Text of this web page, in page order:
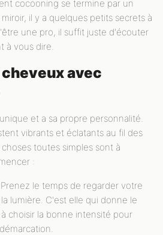
cocooning se termine par un
il y a quelques petits secrets à
une pro, il suffit juste d'écouter
à vous dire.
avec
et a sa propre personnalité.
vibrants et éclatants au fil des
toutes simples sont à
:
Prenez le temps de regarder votre
la lumière. C'est elle qui donne le
choisir la bonne intensité pour